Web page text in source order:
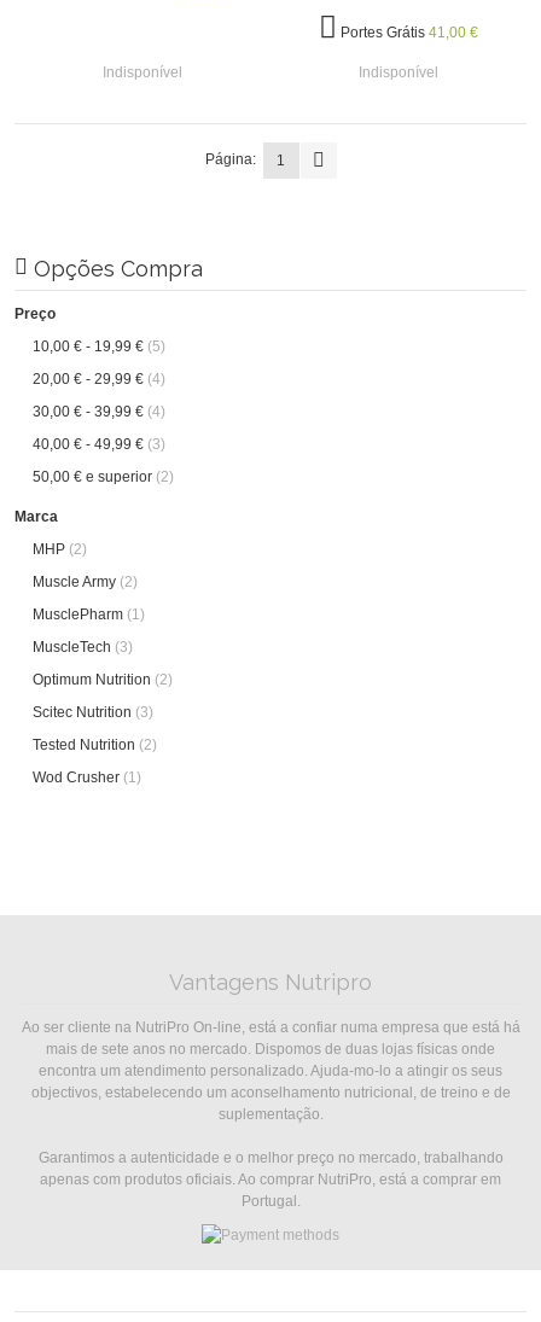
Indisponível
Portes Grátis 41,00 €
Indisponível
Página: 1
Opções Compra
Preço
10,00 € - 19,99 € (5)
20,00 € - 29,99 € (4)
30,00 € - 39,99 € (4)
40,00 € - 49,99 € (3)
50,00 € e superior (2)
Marca
MHP (2)
Muscle Army (2)
MusclePharm (1)
MuscleTech (3)
Optimum Nutrition (2)
Scitec Nutrition (3)
Tested Nutrition (2)
Wod Crusher (1)
Vantagens Nutripro
Ao ser cliente na NutriPro On-line, está a confiar numa empresa que está há
mais de sete anos no mercado. Dispomos de duas lojas físicas onde
encontra um atendimento personalizado. Ajuda-mo-lo a atingir os seus
objectivos, estabelecendo um aconselhamento nutricional, de treino e de
suplementação.
Garantimos a autenticidade e o melhor preço no mercado, trabalhando
apenas com produtos oficiais. Ao comprar NutriPro, está a comprar em
Portugal.